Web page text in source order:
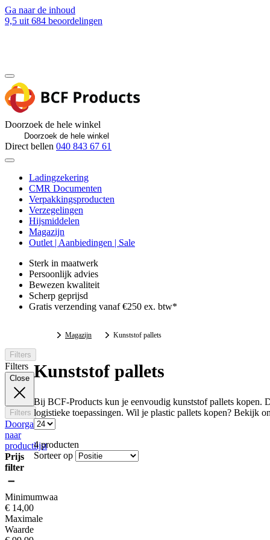
Ga naar de inhoud
9,5 uit 684 beoordelingen
Doorzoek de hele winkel
Direct bellen 040 843 67 61
Ladingzekering
CMR Documenten
Verpakkingsproducten
Verzegelingen
Hijsmiddelen
Magazijn
Outlet | Aanbiedingen | Sale
Sterk in maatwerk
Persoonlijk advies
Bewezen kwaliteit
Scherp geprijsd
Gratis verzending vanaf €250 ex. btw*
Magazijn Kunststof pallets
Filters
Filters
Close
Filters
Doorgaan
naar
productlijst
Prijs
filter
Minimumwaarde
€ 14,00
Maximale
Waarde
Kunststof pallets
Bij BCF-Products kun je eenvoudig kunststof pallets kopen.
logistieke toepassingen. Wil je plastic pallets kopen? Bekijk
4producten
Sorteer op